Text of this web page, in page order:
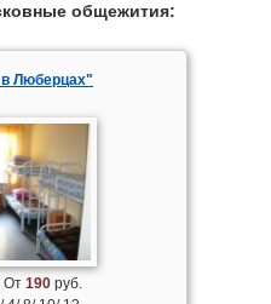
общежития:
Люберцах"
От190 руб.